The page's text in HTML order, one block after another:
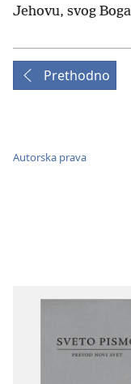
Jehovu, svog
Prethodno
Autorska prava